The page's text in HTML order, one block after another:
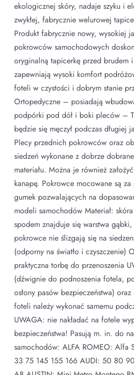
ekologicznej skóry, nadaje szyku i
zwykłej, fabrycznie welurowej
Produkt fabrycznie nowy, wysokiej
pokrowców samochodowych
oryginalną tapicerkę przed brudem
zapewniają wysoki komfort
foteli w czystości i dobrym stanie
Ortopedyczne – posiadają
podpórki pod dół i boki pleców –
będzie się męczył podczas długiej
Plecy przednich pokrowców oraz
siedzeń wykonane z dobrze
materiału. Można je również
kanapę. Pokrowce mocowane są
gumek pozwalających na
modeli samochodów Materiał:
spodem znajduje się warstwa
pokrowce nie ślizgają się na
(odporny na światło i czyszczenie)
praktyczna torbę do przenoszenia
(dźwignie do podnoszenia fotela,
osłony pasów bezpieczeństwa)
foteli należy wykonać samemu
UWAGA: nie nakładać na fotele
bezpieczeństwa! Pasują m. in. do
samochodów: ALFA ROMEO: Alfa
33 75 145 155 166 AUDI: 50 80